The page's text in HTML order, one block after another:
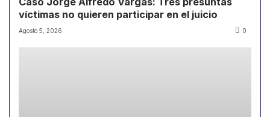
víctimas no quieren participar en el juicio
Agosto 5, 2026 0